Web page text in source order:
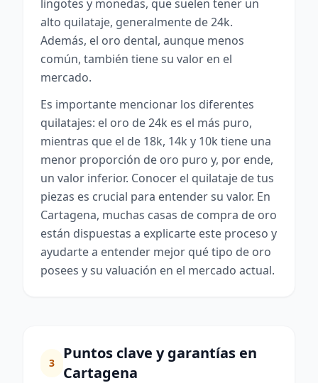
lingotes y monedas, que suelen tener un
alto quilataje, generalmente de 24k.
Además, el oro dental, aunque menos
común, también tiene su valor en el
mercado.
Es importante mencionar los diferentes
quilatajes: el oro de 24k es el más puro,
mientras que el de 18k, 14k y 10k tiene una
menor proporción de oro puro y, por ende,
un valor inferior. Conocer el quilataje de tus
piezas es crucial para entender su valor. En
Cartagena, muchas casas de compra de oro
están dispuestas a explicarte este proceso y
ayudarte a entender mejor qué tipo de oro
posees y su valuación en el mercado actual.
3
Puntos clave y garantías en
Cartagena